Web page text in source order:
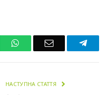
WhatsAppEmail
НАСТУПНА СТАТТЯ